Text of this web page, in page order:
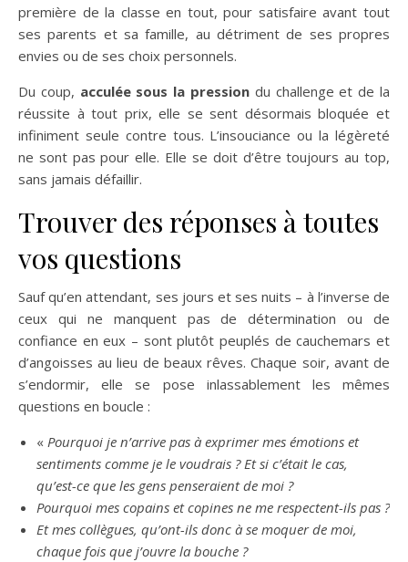
première de la classe en tout, pour satisfaire avant tout
ses parents et sa famille, au détriment de ses propres
envies ou de ses choix personnels.
Du coup, acculée sous la pression du challenge et de la
réussite à tout prix, elle se sent désormais bloquée et
infiniment seule contre tous. L’insouciance ou la légèreté
ne sont pas pour elle. Elle se doit d’être toujours au top,
sans jamais défaillir.
Trouver des réponses à toutes
vos questions
Sauf qu’en attendant, ses jours et ses nuits – à l’inverse de
ceux qui ne manquent pas de détermination ou de
confiance en eux – sont plutôt peuplés de cauchemars et
d’angoisses au lieu de beaux rêves. Chaque soir, avant de
s’endormir, elle se pose inlassablement les mêmes
questions en boucle :
« Pourquoi je n’arrive pas à exprimer mes émotions et
sentiments comme je le voudrais ? Et si c’était le cas,
qu’est-ce que les gens penseraient de moi ?
Pourquoi mes copains et copines ne me respectent-ils pas ?
Et mes collègues, qu’ont-ils donc à se moquer de moi,
chaque fois que j’ouvre la bouche ?